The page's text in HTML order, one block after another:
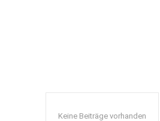
Keine Beiträge vorhanden